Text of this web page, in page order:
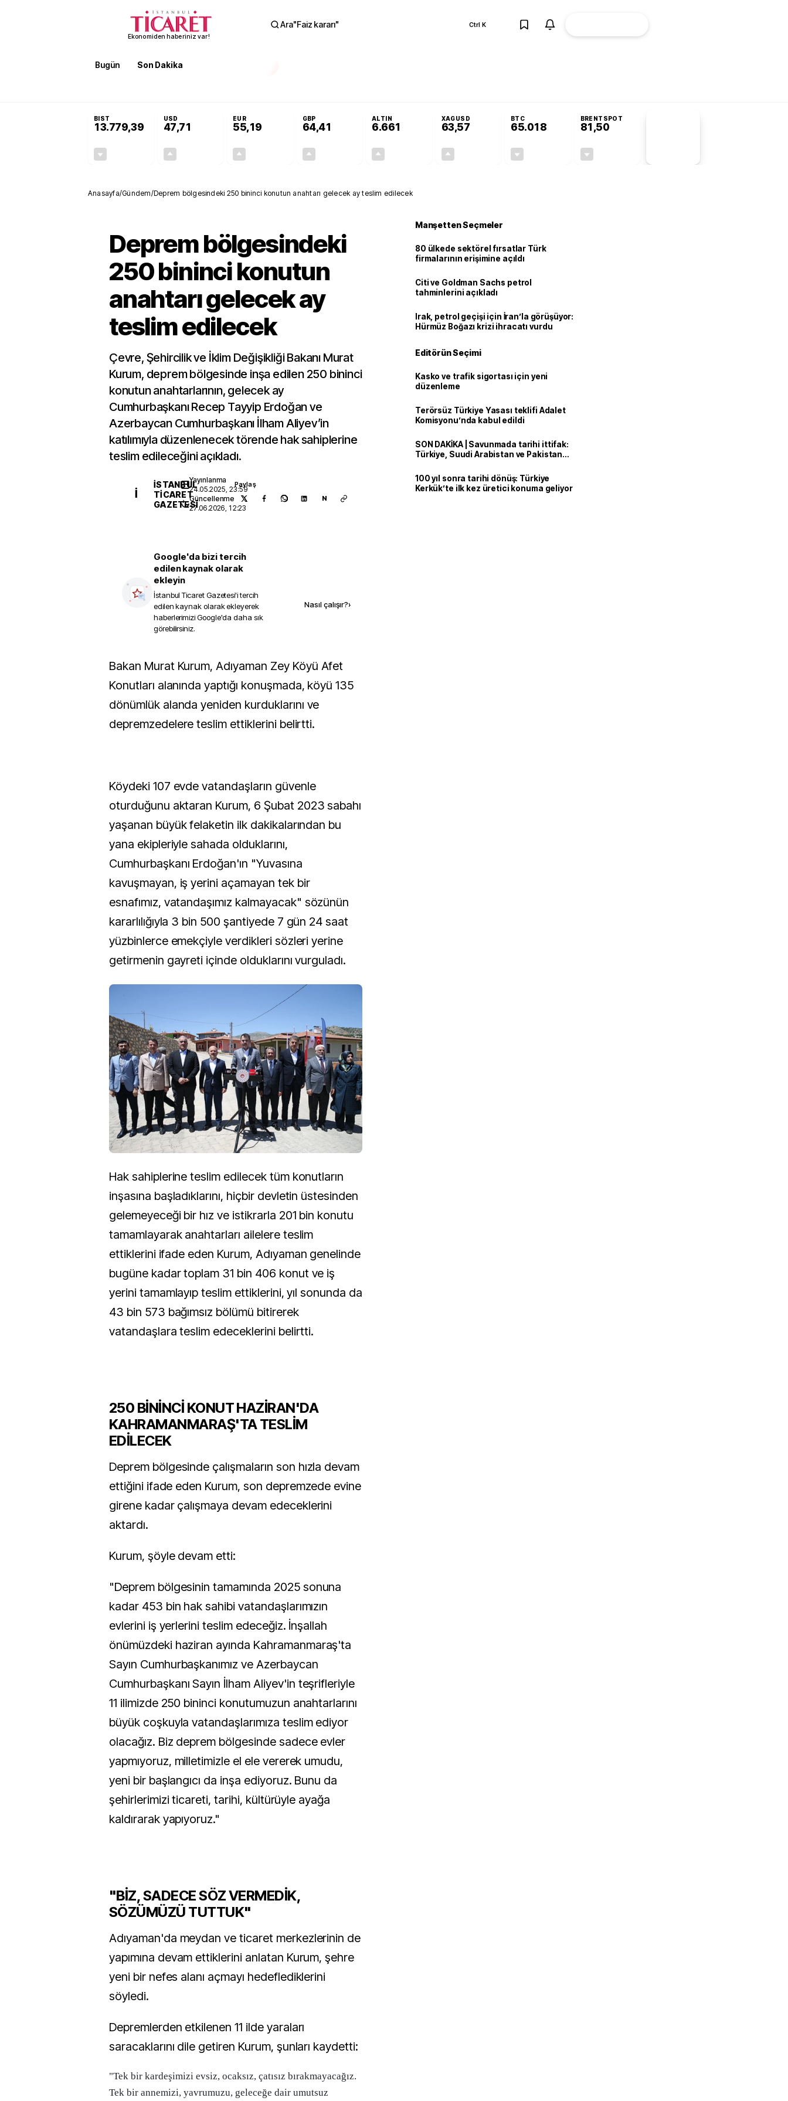
Ekonomiden haberiniz var!
Ara"Faiz kararı" Ctrl K
Bugün Son Dakika
BIST
13.779,39
USD
47,71
EUR
55,19
GBP
64,41
ALTIN
6.661
XAGUSD
63,57
BTC
65.018
BRENTSPOT
81,50
Anasayfa/Gündem/Deprem bölgesindeki 250 bininci konutun anahtarı gelecek ay teslim edilecek
Deprem bölgesindeki
250 bininci konutun
anahtarı gelecek ay
teslim edilecek
Çevre, Şehircilik ve İklim Değişikliği Bakanı Murat
Kurum, deprem bölgesinde inşa edilen 250 bininci
konutun anahtarlarının, gelecek ay
Cumhurbaşkanı Recep Tayyip Erdoğan ve
Azerbaycan Cumhurbaşkanı İlham Aliyev’in
katılımıyla düzenlenecek törende hak sahiplerine
teslim edileceğini açıkladı.
İ
İSTANBUL
TICARET
GAZETESI
Yayınlanma
24.05.2025, 23:59
Güncellenme
27.06.2026, 12:23
Paylaş
N
Google'da bizi tercih
edilen kaynak olarak
ekleyin
İstanbul Ticaret Gazetesi'i tercih
edilen kaynak olarak ekleyerek
haberlerimizi Google'da daha sık
görebilirsiniz.
Nasıl çalışır?›
Bakan Murat Kurum, Adıyaman Zey Köyü Afet
Konutları alanında yaptığı konuşmada, köyü 135
dönümlük alanda yeniden kurduklarını ve
depremzedelere teslim ettiklerini belirtti.
Köydeki 107 evde vatandaşların güvenle
oturduğunu aktaran Kurum, 6 Şubat 2023 sabahı
yaşanan büyük felaketin ilk dakikalarından bu
yana ekipleriyle sahada olduklarını,
Cumhurbaşkanı Erdoğan'ın "Yuvasına
kavuşmayan, iş yerini açamayan tek bir
esnafımız, vatandaşımız kalmayacak" sözünün
kararlılığıyla 3 bin 500 şantiyede 7 gün 24 saat
yüzbinlerce emekçiyle verdikleri sözleri yerine
getirmenin gayreti içinde olduklarını vurguladı.
Hak sahiplerine teslim edilecek tüm konutların
inşasına başladıklarını, hiçbir devletin üstesinden
gelemeyeceği bir hız ve istikrarla 201 bin konutu
tamamlayarak anahtarları ailelere teslim
ettiklerini ifade eden Kurum, Adıyaman genelinde
bugüne kadar toplam 31 bin 406 konut ve iş
yerini tamamlayıp teslim ettiklerini, yıl sonunda da
43 bin 573 bağımsız bölümü bitirerek
vatandaşlara teslim edeceklerini belirtti.
250 BİNİNCİ KONUT HAZİRAN'DA
KAHRAMANMARAŞ'TA TESLİM
EDİLECEK
Deprem bölgesinde çalışmaların son hızla devam
ettiğini ifade eden Kurum, son depremzede evine
girene kadar çalışmaya devam edeceklerini
aktardı.
Kurum, şöyle devam etti:
"Deprem bölgesinin tamamında 2025 sonuna
kadar 453 bin hak sahibi vatandaşlarımızın
evlerini iş yerlerini teslim edeceğiz. İnşallah
önümüzdeki haziran ayında Kahramanmaraş'ta
Sayın Cumhurbaşkanımız ve Azerbaycan
Cumhurbaşkanı Sayın İlham Aliyev'in teşrifleriyle
11 ilimizde 250 bininci konutumuzun anahtarlarını
büyük coşkuyla vatandaşlarımıza teslim ediyor
olacağız. Biz deprem bölgesinde sadece evler
yapmıyoruz, milletimizle el ele vererek umudu,
yeni bir başlangıcı da inşa ediyoruz. Bunu da
şehirlerimizi ticareti, tarihi, kültürüyle ayağa
kaldırarak yapıyoruz."
"BİZ, SADECE SÖZ VERMEDİK,
SÖZÜMÜZÜ TUTTUK"
Adıyaman'da meydan ve ticaret merkezlerinin de
yapımına devam ettiklerini anlatan Kurum, şehre
yeni bir nefes alanı açmayı hedeflediklerini
söyledi.
Depremlerden etkilenen 11 ilde yaraları
saracaklarını dile getiren Kurum, şunları kaydetti:
"Tek bir kardeşimizi evsiz, ocaksız, çatısız bırakmayacağız.
Tek bir annemizi, yavrumuzu, geleceğe dair umutsuz
Manşetten Seçmeler
80 ülkede sektörel fırsatlar Türk
firmalarının erişimine açıldı
Citi ve Goldman Sachs petrol
tahminlerini açıkladı
Irak, petrol geçişi için İran’la görüşüyor:
Hürmüz Boğazı krizi ihracatı vurdu
Editörün Seçimi
Kasko ve trafik sigortası için yeni
düzenleme
Terörsüz Türkiye Yasası teklifi Adalet
Komisyonu’nda kabul edildi
SON DAKİKA | Savunmada tarihi ittifak:
Türkiye, Suudi Arabistan ve Pakistan
100 yıl sonra tarihi dönüş: Türkiye
Kerkük’te ilk kez üretici konuma geliyor